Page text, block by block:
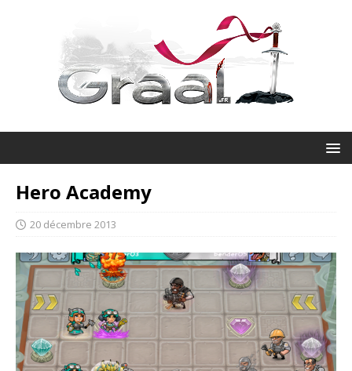
Hero Academy
20 décembre 2013